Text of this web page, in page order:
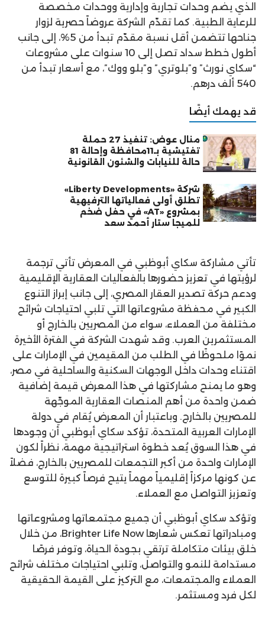
الذي يضم وحدات تجارية وإدارية ووحدات مخصصة
للرعاية الطبية. كما تقدّم الشركة عروضاً حصرية لزوار
جناحها تتضمن أقل نسبة مقدّم تبدأ من 5%، إلى جانب
أطول خطط سداد تصل إلى 10 سنوات على مشروعات
“سكاي نورث” و”بلوتري” و”بلو ووك”، مع أسعار تبدأ من
540 ألف درهم.
قد يهمك أيضًا
منال عوض: تنفيذ 27 حملة
تفتيشية بـ11محافظة وإحالة 81
حالة للنيابات والشئون القانونية
شركة «Liberty Developments»
تطلق أولى فعالياتها الترفيهية
بمشروع «AT» في حفل ضخم
للميجا ستار أحمد سعد
تأتي مشاركة سكاي أبوظبي في المعرض تأتي ترجمة
لرؤيتها في تعزيز حضورها بالفعاليات العقارية الإقليمية
ودعم حركة تصدير العقار المصري، إلى جانب إبراز التنوع
الكبير في محفظة مشروعاتها التي تلبي احتياجات شرائح
مختلفة من العملاء، سواء من المصريين بالخارج أو
المستثمرين العرب. وقد شهدت الشركة في الفترة الأخيرة
نموًا ملحوظًا في الطلب من المقيمين في الإمارات على
اقتناء وحدات داخل الوجهات السكنية والساحلية في مصر،
وهو ما يمنح مشاركتها في هذا المعرض قيمة إضافية
ضمن واحدة من أهم المنصات العقارية الموجّهة
للمصريين بالخارج. وباعتبار أن المعرض يُقام في دولة
الإمارات العربية المتحدة، تؤكد سكاي أبوظبي أن وجودها
في هذا السوق يُعد خطوة استراتيجية مهمة، نظراً لكون
الإمارات واحدة من أكبر التجمعات للمصريين بالخارج، فضلاً
عن كونها مركزاً إقليمياً مهماً يتيح فرصاً كبيرة للتوسع
وتعزيز التواصل مع العملاء.
وتؤكد سكاي أبوظبي أن جميع مجتمعاتها ومشروعاتها
ومبادراتها تعكس شعارها Brighter Life Now، من خلال
خلق بيئات متكاملة ترتقي بجودة الحياة، وتوفر فرصًا
مستدامة للنمو والتواصل، وتلبي احتياجات مختلف شرائح
العملاء والمجتمعات، مع التركيز على القيمة الحقيقية
لكل فرد ومستثمر.